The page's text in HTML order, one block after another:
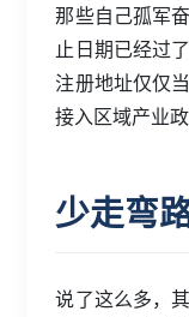
那些自己孤军
止日期已经过
注册地址仅仅
接入区域产业
少走弯
说了这么多，